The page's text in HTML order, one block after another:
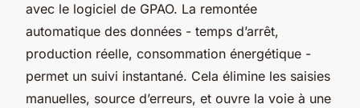
avec le logiciel de GPAO. La remontée
automatique des données - temps d’arrêt,
production réelle, consommation énergétique -
permet un suivi instantané. Cela élimine les saisies
manuelles, source d’erreurs, et ouvre la voie à une